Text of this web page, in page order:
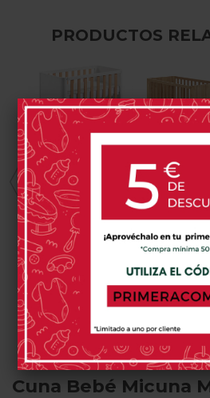
PRODUCTOS
COTINFANT
Cuna Cotinfant
Doco Sleeping
Style
469,00 €
0 opinión(es)
MICUNA
Cuna
Martha
337,00
0
MÁS
Cuna Bebé Micuna